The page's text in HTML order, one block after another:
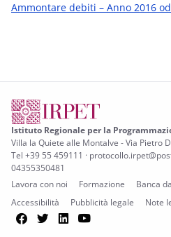
Ammontare debiti – Anno 2016
Istituto Regionale per la
Villa la Quiete alle Montalve - Via Pietro
Tel +39 55 459111 ·
04355350481
Lavora con noi
Formazione
Banca
Accessibilità
Pubblicità legale Note
Facebook
TwitterLinkedIn